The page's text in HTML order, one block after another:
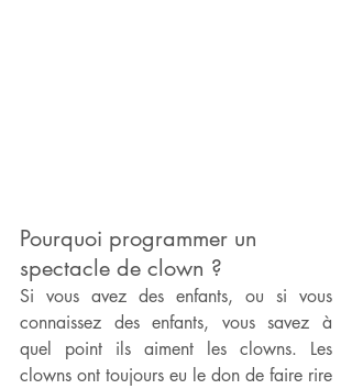
Pourquoi programmer un
spectacle de clown ?
Si vous avez des enfants, ou si vous
connaissez des enfants, vous savez à
quel point ils aiment les clowns. Les
clowns ont toujours eu le don de faire rire